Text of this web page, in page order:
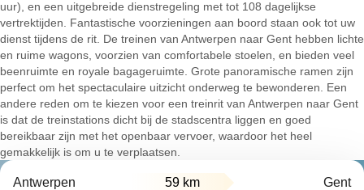
uur), en een uitgebreide dienstregeling met tot 108 dagelijkse
vertrektijden. Fantastische voorzieningen aan boord staan ook tot uw
dienst tijdens de rit. De treinen van Antwerpen naar Gent hebben lichte
en ruime wagons, voorzien van comfortabele stoelen, en bieden veel
beenruimte en royale bagageruimte. Grote panoramische ramen zijn
perfect om het spectaculaire uitzicht onderweg te bewonderen. Een
andere reden om te kiezen voor een treinrit van Antwerpen naar Gent
is dat de treinstations dicht bij de stadscentra liggen en goed
bereikbaar zijn met het openbaar vervoer, waardoor het heel
gemakkelijk is om u te verplaatsen.
Antwerpen 59 km Gent